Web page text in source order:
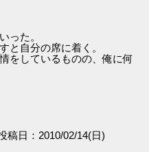
った。
と自分の席に着く。
をしているものの、俺に何
稿日：2010/02/14(日)